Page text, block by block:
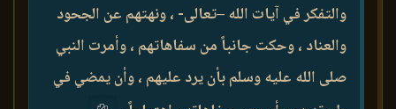
والتفكر في آيات الله –تعالى- ، ونهتهم عن الجحود
والعناد ، وحكت جانباً من سفاهاتهم ، وأمرت النبي
صلى الله عليه وسلم بأن يرد عليهم ، وأن يمضي في